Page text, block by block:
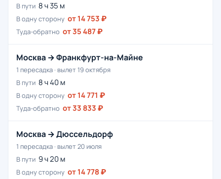
В пути 8 ч 35 м
В одну сторону от 14 753 ₽
Туда-обратно от 35 487 ₽
Москва → Франкфурт-на-Майне
1 пересадка · вылет 19 октября
В пути 8 ч 40 м
В одну сторону от 14 771 ₽
Туда-обратно от 33 833 ₽
Москва → Дюссельдорф
1 пересадка · вылет 20 июля
В пути 9 ч 20 м
В одну сторону от 14 778 ₽